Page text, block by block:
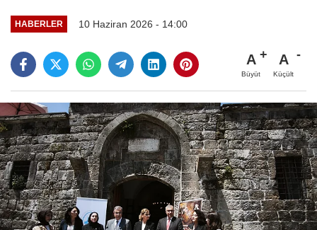
HABERLER 10 Haziran 2026 - 14:00
A
Büyüt
A
Küçült